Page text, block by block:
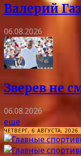
Валерий
06.08.2026
Зверев не
06.08.2026
еще
ЧЕТВЕРГ, 6 АВГУСТА, 2026